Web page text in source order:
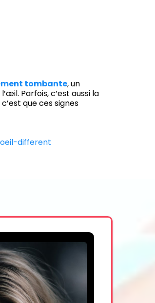
tombante, un
Parfois, c’est aussi la
que ces signes
different